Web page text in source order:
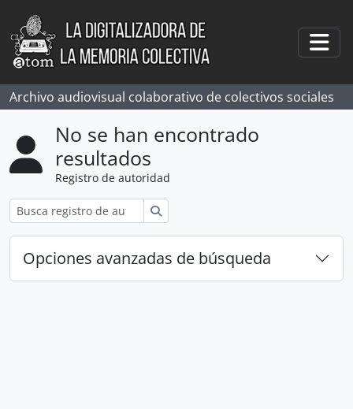
Skip to main content
Archivo audiovisual colaborativo de colectivos sociales
No se han encontrado
resultados
Registro de autoridad
Opciones avanzadas de búsqueda